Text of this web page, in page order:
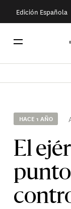
Edición Española
HACE 1 AÑO
El